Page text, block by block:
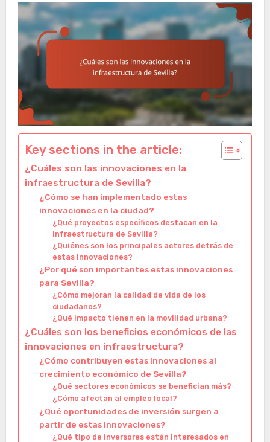
Key sections in the article:
¿Cuáles son las innovaciones en la
infraestructura de Sevilla?
¿Cómo se han implementado estas
innovaciones en la ciudad?
¿Qué proyectos específicos destacan en la
infraestructura de Sevilla?
¿Quiénes son los principales actores detrás de
estas innovaciones?
¿Por qué son importantes estas innovaciones
para Sevilla?
¿Cómo mejoran la calidad de vida de los
ciudadanos?
¿Qué impacto tienen en la movilidad urbana?
¿Cuáles son los beneficios económicos de las
innovaciones en infraestructura?
¿Cómo contribuyen estas innovaciones al
crecimiento económico de Sevilla?
¿Qué sectores económicos se benefician más?
¿Cómo afectan al empleo local?
¿Qué oportunidades de inversión surgen a
partir de estas innovaciones?
¿Qué tipo de inversores están interesados en